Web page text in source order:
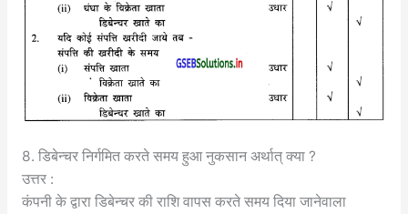
8. डिबेन्चर निर्गमित करते समय हुआ नुकसान अर्थात् क्या ?
उत्तर :
कंपनी के द्वारा डिबेन्चर की राशि वापस करते समय दिया जानेवाला